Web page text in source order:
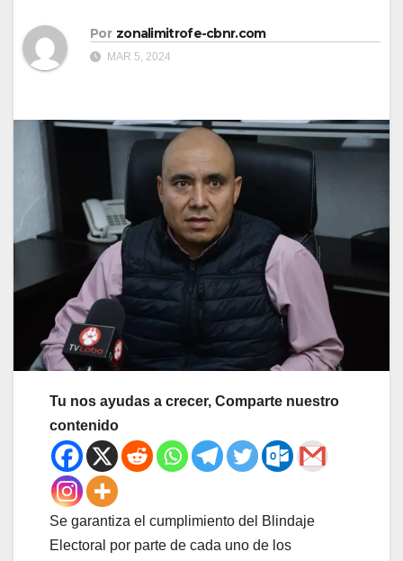
Por zonalimitrofe-cbnr.com
MAR 5, 2024
Tu nos ayudas a crecer, Comparte nuestro
contenido
Se garantiza el cumplimiento del Blindaje
Electoral por parte de cada uno de los